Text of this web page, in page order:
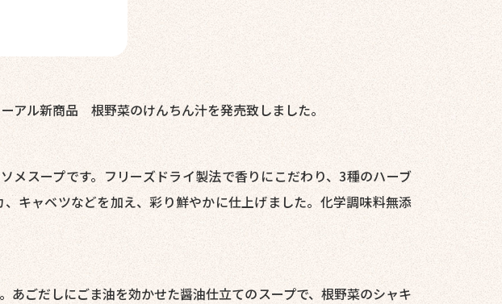
アル新商品 根野菜のけんちん汁を発売致しました。
スープです。フリーズドライ製法で香りにこだわり、3種のハーブ
キャベツなどを加え、彩り鮮やかに仕上げました。化学調味料無添
ごだしにごま油を効かせた醤油仕立てのスープで、根野菜のシャキ